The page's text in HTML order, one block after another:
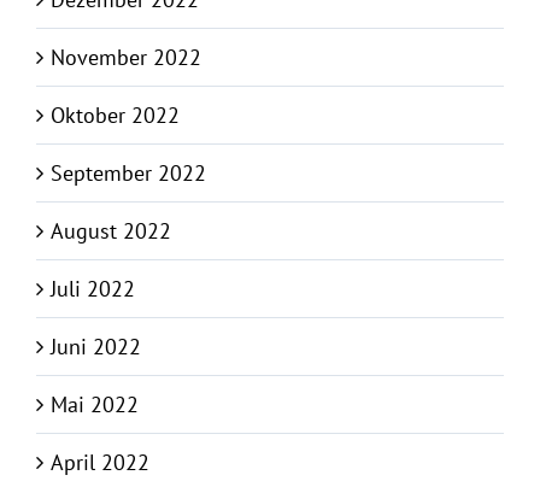
November 2022
Oktober 2022
September 2022
August 2022
Juli 2022
Juni 2022
Mai 2022
April 2022